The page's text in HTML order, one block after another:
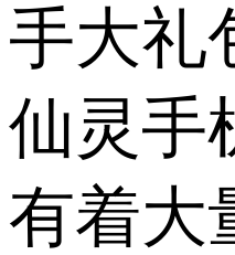
手大礼
仙灵手
有着大